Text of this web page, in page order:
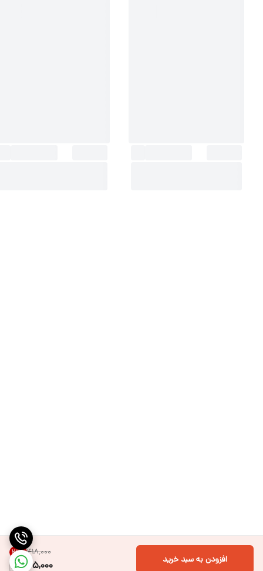
۴۱۸٬۰۰۰ 22%
325,000 افزودن به سبد خرید